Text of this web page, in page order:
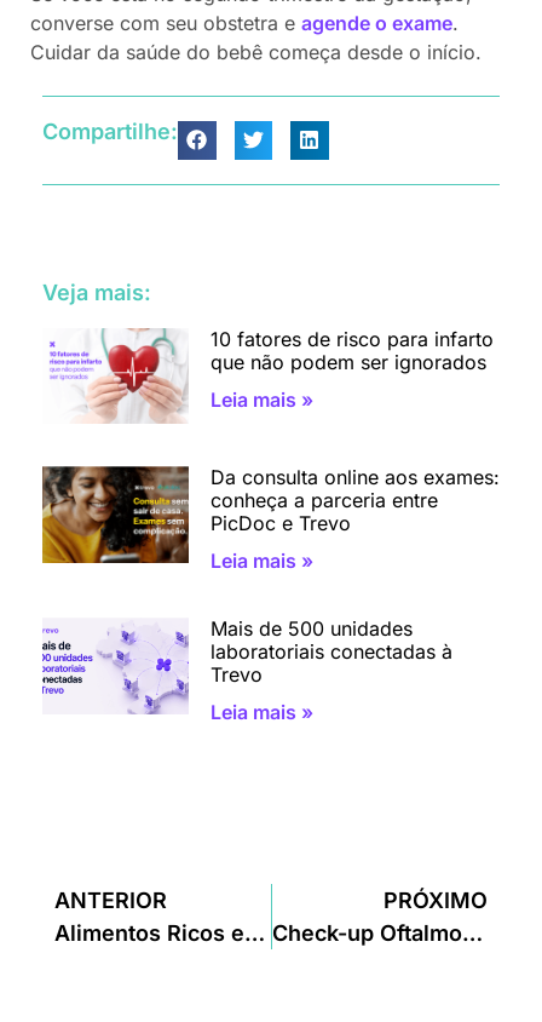
converse com seu obstetra e agende o exame.
Cuidar da saúde do bebê começa desde o início.
Compartilhe:
Veja mais:
10 fatores de risco para infarto
que não podem ser ignorados
Leia mais »
Da consulta online aos exames:
conheça a parceria entre
PicDoc e Trevo
Leia mais »
Mais de 500 unidades
laboratoriais conectadas à
Trevo
Leia mais »
ANTERIOR
Alimentos Ricos em Vitamina B12
PRÓXIMO
Check-up Oftalmológico: tipos, para que serve e quando fazer